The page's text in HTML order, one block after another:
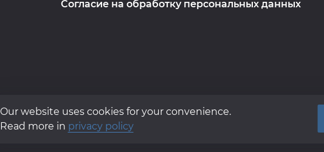
Согласие на обработку персональных данных
Our website uses cookies for your convenience.
Read more in privacy policy